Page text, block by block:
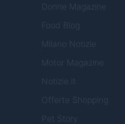
Donne Magazine
Food Blog
Milano Notizie
Motor Magazine
Notizie.it
Offerte Shopping
Pet Story